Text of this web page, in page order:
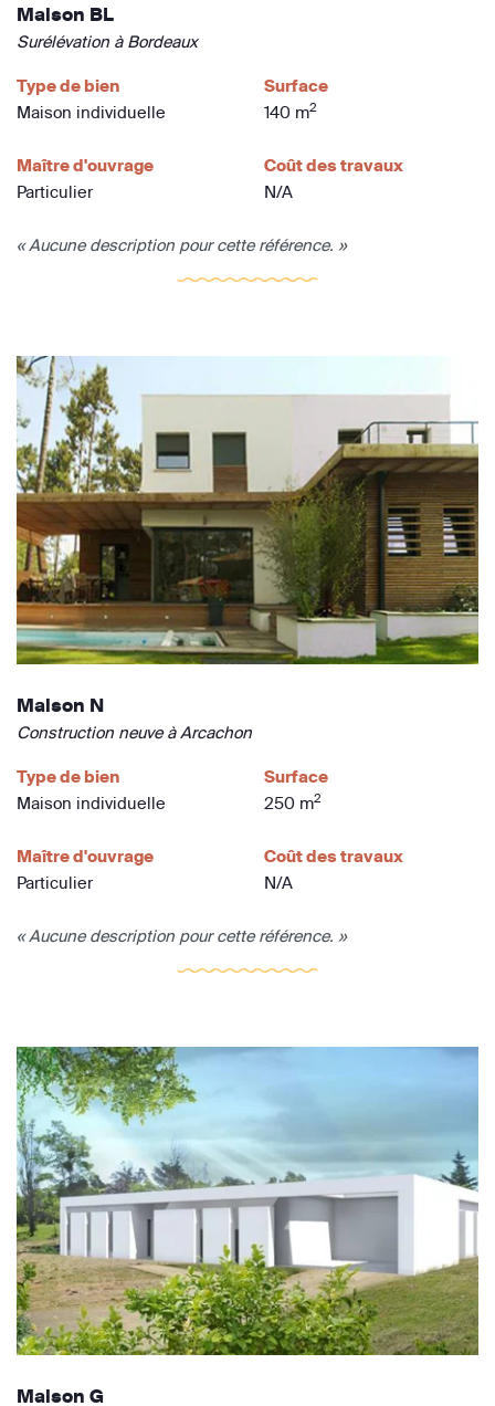
Maison BL
Surélévation à Bordeaux
Type de bien
Maison individuelle
Surface
140 m2
Maître d'ouvrage
Particulier
Coût des travaux
N/A
« Aucune description pour cette référence. »
Maison N
Construction neuve à Arcachon
Type de bien
Maison individuelle
Surface
250 m2
Maître d'ouvrage
Particulier
Coût des travaux
N/A
« Aucune description pour cette référence. »
Maison G